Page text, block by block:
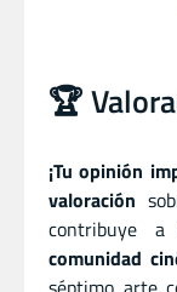
🏆
¡Tu opinión
valoración
contribuye
comunidad